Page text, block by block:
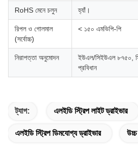
RoHS মেনে চলুন হ্যাঁ।
রিপল ও গোলমাল
(সর্বোচ্চ)
< ১৫০ এমভিপি-পি
নিরাপত্তা অনুমোদন
ইউএল/সিইউএল ৮৭৫০,
প্রবিধান
ট্যাগ: এলইডি স্ট্রিপ লাইট ড্রাইভার
এলইডি স্ট্রিপ ডিমযোগ্য ড্রাইভার